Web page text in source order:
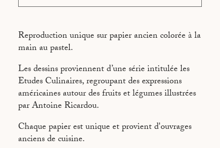
LIKE TWO PEAS IN A POD
Reproduction unique sur papier ancien colorée à la
main au pastel.
Les dessins proviennent d’une série intitulée les
Etudes Culinaires, regroupant des expressions
américaines autour des fruits et légumes illustrées
par Antoine Ricardou.
Chaque papier est unique et provient d'ouvrages
anciens de cuisine.